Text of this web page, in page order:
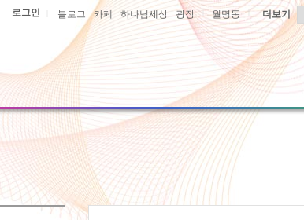
더보기
블로그 카페 하나님세상 광장 월명동 |
로그인